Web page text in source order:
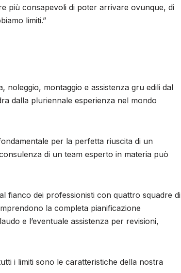
più consapevoli di poter arrivare ovunque, di
limiti.”
noleggio, montaggio e assistenza gru edili dal
dalla pluriennale esperienza nel mondo
per la perfetta riuscita di un
di un team esperto in materia può
fianco dei professionisti con quattro squadre di
la completa pianificazione
e l’eventuale assistenza per revisioni,
i limiti sono le caratteristiche della nostra